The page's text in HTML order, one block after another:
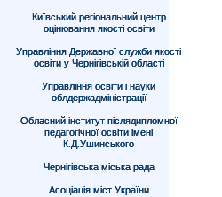
Київський регіональний центр
оцінювання якості освіти
Управління Державної служби якості
освіти у Чернігівській області
Управління освіти і науки
облдержадміністрації
Обласний інститут післядипломної
педагогічної освіти імені
К.Д.Ушинського
Чернігівська міська рада
Асоціація міст України